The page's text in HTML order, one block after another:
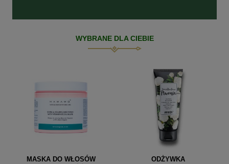
WYBRANE DLA CIEBIE
MASKA DO WŁOSÓW
ODŻYWKA